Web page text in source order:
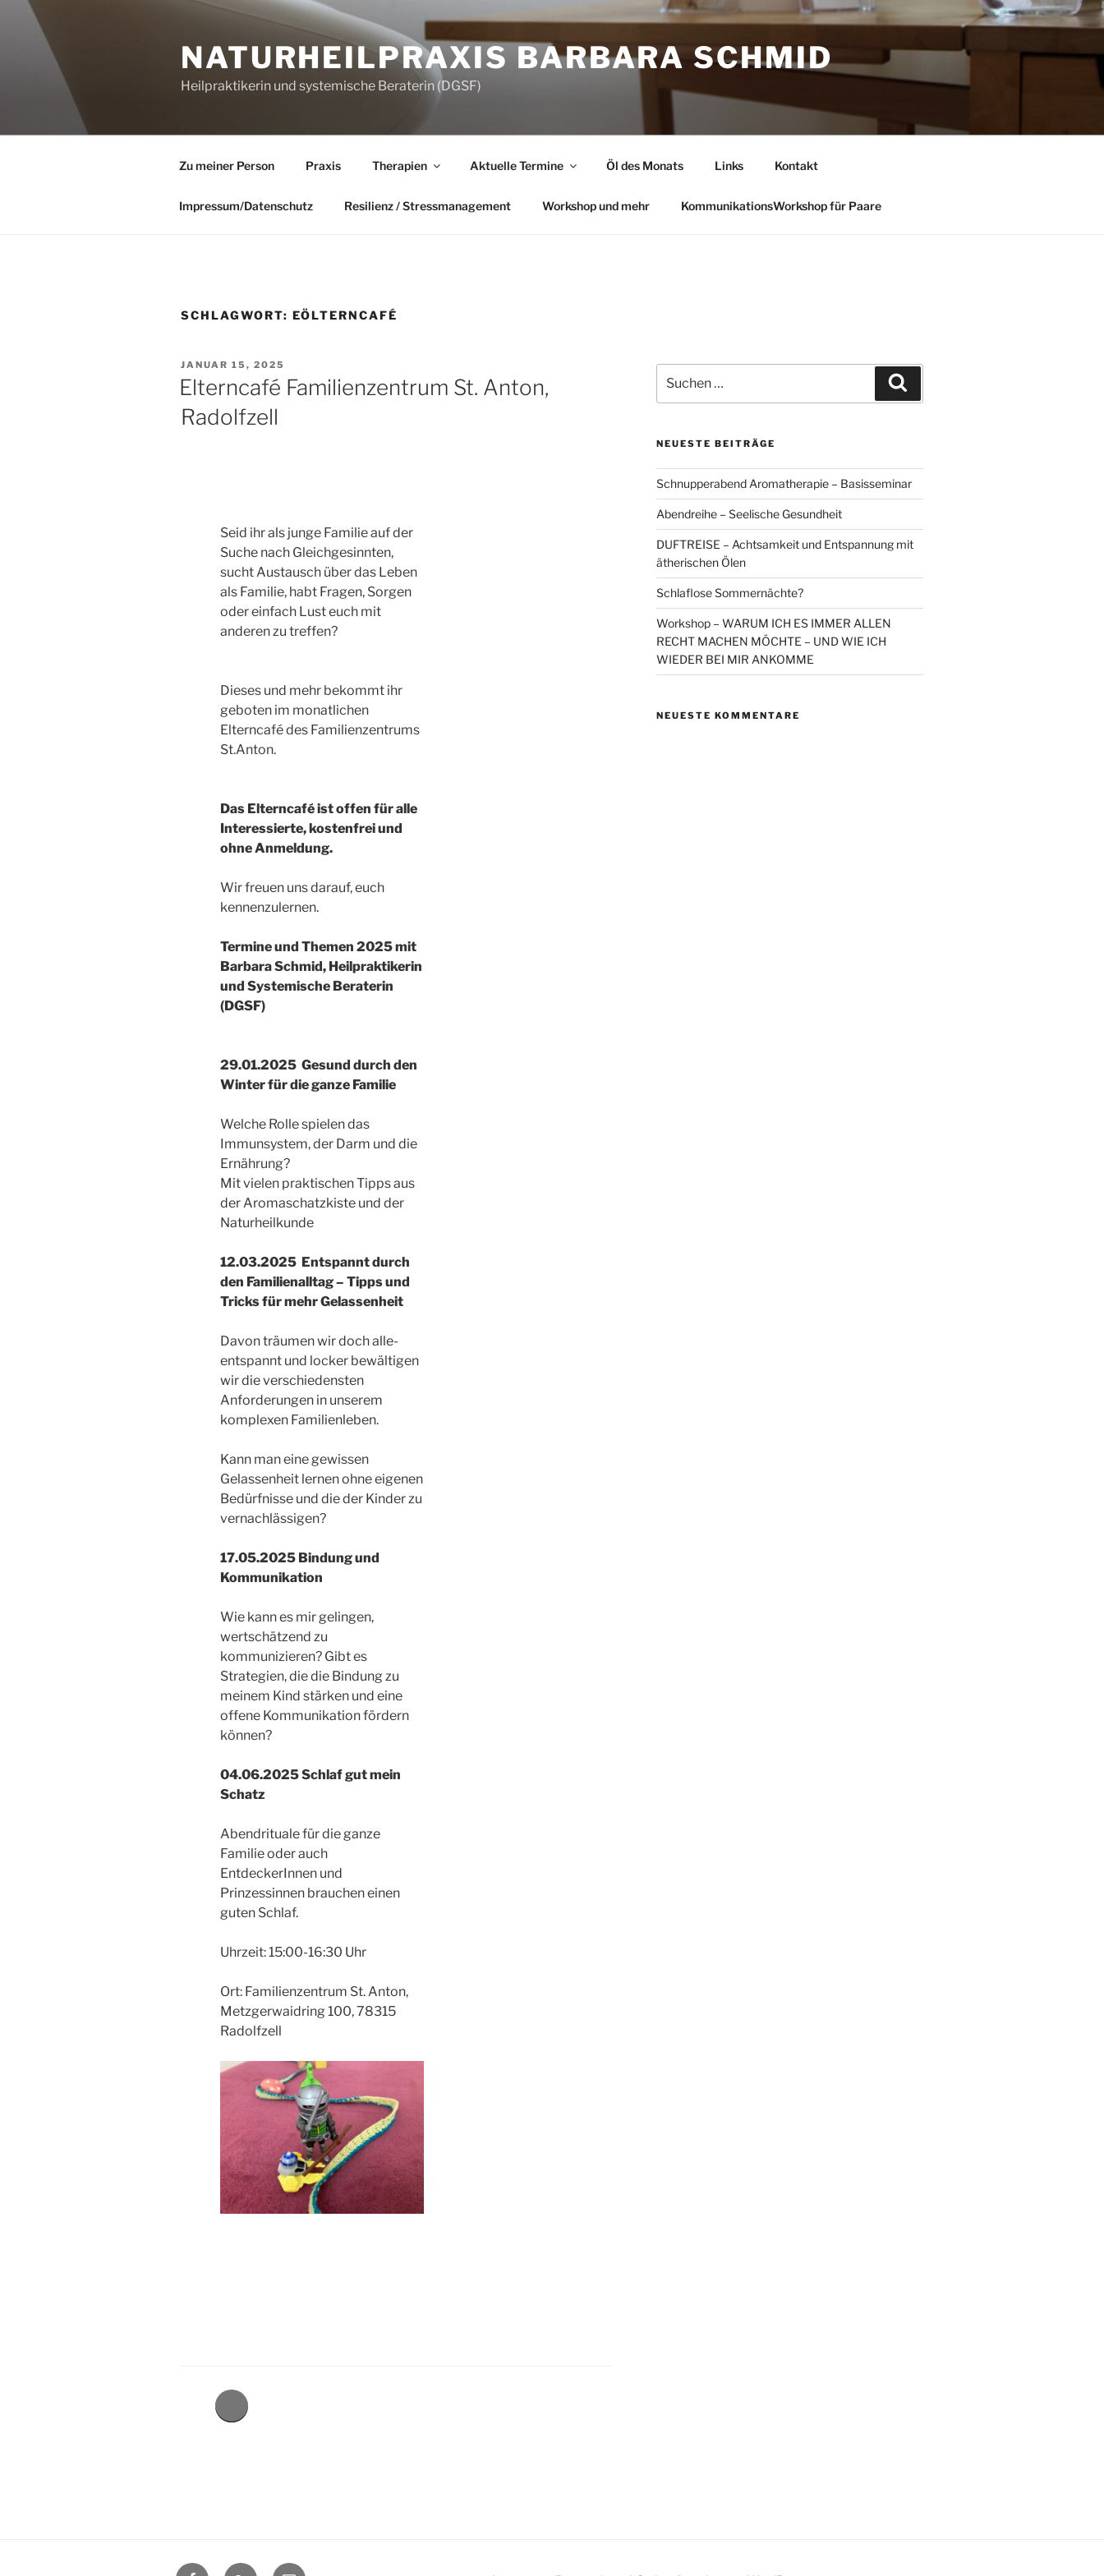
springen
NATURHEILPRAXIS BARBARA SCHMID
Heilpraktikerin und systemische Beraterin (DGSF)
Zu meiner Person Praxis Therapien Aktuelle Termine Öl des Monats Links Kontakt
Impressum/Datenschutz Resilienz / Stressmanagement Workshop und mehr KommunikationsWorkshop für Paare
SCHLAGWORT: EÖLTERNCAFÉ
VERÖFFENTLICHT
AM
JANUAR 15, 2025
Elterncafé Familienzentrum St. Anton,
Radolfzell
Seid ihr als junge Familie auf der
Suche nach Gleichgesinnten,
sucht Austausch über das Leben
als Familie, habt Fragen, Sorgen
oder einfach Lust euch mit
anderen zu treffen?
Dieses und mehr bekommt ihr
geboten im monatlichen
Elterncafé des Familienzentrums
St.Anton.
Das Elterncafé ist offen für alle
Interessierte, kostenfrei und
ohne Anmeldung.
Wir freuen uns darauf, euch
kennenzulernen.
Termine und Themen 2025 mit
Barbara Schmid, Heilpraktikerin
und Systemische Beraterin
(DGSF)
29.01.2025 Gesund durch den
Winter für die ganze Familie
Welche Rolle spielen das
Immunsystem, der Darm und die
Ernährung?
Mit vielen praktischen Tipps aus
der Aromaschatzkiste und der
Naturheilkunde
12.03.2025 Entspannt durch
den Familienalltag – Tipps und
Tricks für mehr Gelassenheit
Davon träumen wir doch alle-
entspannt und locker bewältigen
wir die verschiedensten
Anforderungen in unserem
komplexen Familienleben.
Kann man eine gewissen
Gelassenheit lernen ohne eigenen
Bedürfnisse und die der Kinder zu
vernachlässigen?
17.05.2025 Bindung und
Kommunikation
Wie kann es mir gelingen,
wertschätzend zu
kommunizieren? Gibt es
Strategien, die die Bindung zu
meinem Kind stärken und eine
offene Kommunikation fördern
können?
04.06.2025 Schlaf gut mein
Schatz
Abendrituale für die ganze
Familie oder auch
EntdeckerInnen und
Prinzessinnen brauchen einen
guten Schlaf.
Uhrzeit: 15:00-16:30 Uhr
Ort: Familienzentrum St. Anton,
Metzgerwaidring 100, 78315
Radolfzell
on
nach:
NEUESTE BEITRÄGE
Schnupperabend Aromatherapie – Basisseminar
Abendreihe – Seelische Gesundheit
DUFTREISE – Achtsamkeit und Entspannung mit
ätherischen Ölen
Schlaflose Sommernächte?
Workshop – WARUM ICH ES IMMER ALLEN
RECHT MACHEN MÖCHTE – UND WIE ICH
WIEDER BEI MIR ANKOMME
NEUESTE KOMMENTARE
FacebookGoogle+Contact